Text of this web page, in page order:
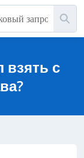
взять с